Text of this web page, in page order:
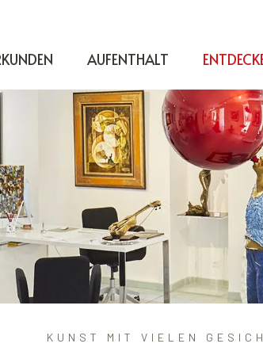
AUFENTHALT
KUNST MIT VIELEN